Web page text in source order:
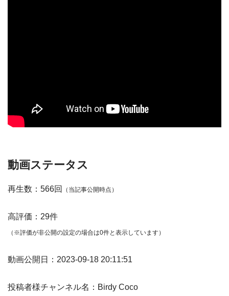
動画ステータス
再生数：566回 （当記事公開時点）
高評価：29件
（※評価が非公開の設定の場合は0件と表示しています）
動画公開日：2023-09-18 20:11:51
投稿者様チャンネル名：Birdy Coco